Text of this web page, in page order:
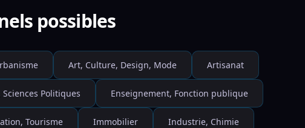
possibles
Art, Culture, Design, Mode Artisanat
Sciences Politiques Enseignement, Fonction publique
Tourisme Immobilier Industrie, Chimie